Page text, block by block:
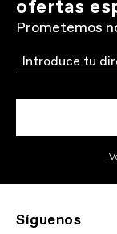
ofertas
Prometemos
Email
Síguenos